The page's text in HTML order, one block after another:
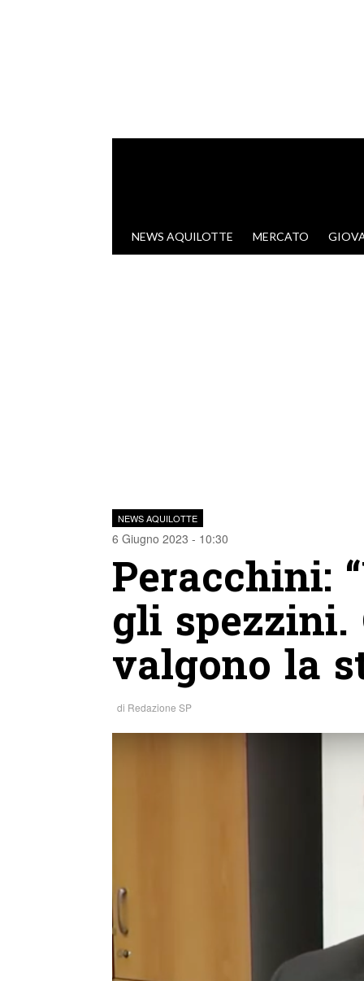
VAI AL CONTENUTO
NEWS AQUILOTTE MERCATO
NEWS AQUILOTTE
6 Giugno 2023 - 10:30
Peracchini:
gli spezzini.
valgono la
di Redazione SP